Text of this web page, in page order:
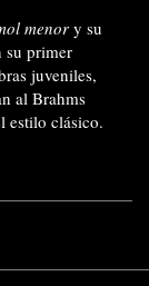
menor y su
su primer
juveniles,
al Brahms
estilo clásico.